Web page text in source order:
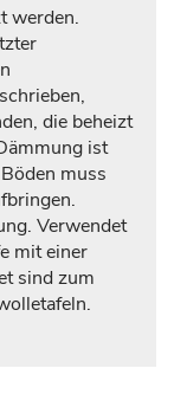
werden.
die beheizt
ist
muss
Verwendet
mit einer
sind zum